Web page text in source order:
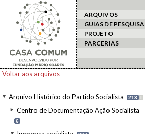
ARQUIVOS
GUIAS DE PESQUISA
PROJETO
PARCERIAS
Voltar aos arquivos
Arquivo Histórico do Partido Socialista 213 I
Centro de Documentação Ação Socialista
6